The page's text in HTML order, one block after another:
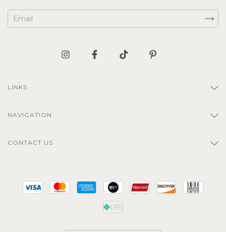
LINKS
NAVIGATION
CONTACT US